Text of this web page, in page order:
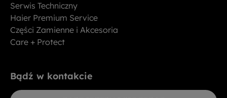
Serwis Techniczny
Haier Premium Service
Części Zamienne i Akcesoria
Care + Protect
Bądź w kontakcie